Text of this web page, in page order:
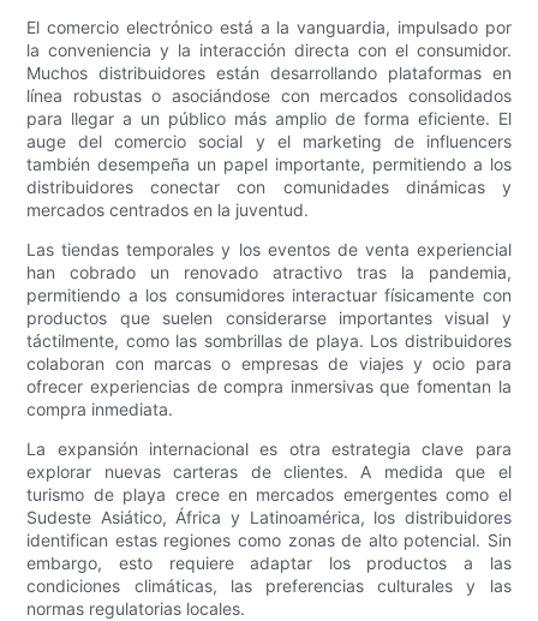
El comercio electrónico está a la vanguardia, impulsado por
la conveniencia y la interacción directa con el consumidor.
Muchos distribuidores están desarrollando plataformas en
línea robustas o asociándose con mercados consolidados
para llegar a un público más amplio de forma eficiente. El
auge del comercio social y el marketing de influencers
también desempeña un papel importante, permitiendo a los
distribuidores conectar con comunidades dinámicas y
mercados centrados en la juventud.
Las tiendas temporales y los eventos de venta experiencial
han cobrado un renovado atractivo tras la pandemia,
permitiendo a los consumidores interactuar físicamente con
productos que suelen considerarse importantes visual y
táctilmente, como las sombrillas de playa. Los distribuidores
colaboran con marcas o empresas de viajes y ocio para
ofrecer experiencias de compra inmersivas que fomentan la
compra inmediata.
La expansión internacional es otra estrategia clave para
explorar nuevas carteras de clientes. A medida que el
turismo de playa crece en mercados emergentes como el
Sudeste Asiático, África y Latinoamérica, los distribuidores
identifican estas regiones como zonas de alto potencial. Sin
embargo, esto requiere adaptar los productos a las
condiciones climáticas, las preferencias culturales y las
normas regulatorias locales.